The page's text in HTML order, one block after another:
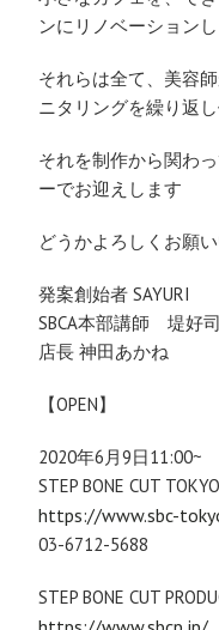
ンにリノベーションし
それらは全て、美容
ニタリングを繰り返し
それを制作から関わ
ーでお迎えします
どうかよろしくお願い
発案創始者 SAYURI
SBCA本部講師 堤好司
店長 神田あかね
【OPEN】
2020年6月9日11:00~
STEP BONE CUT
https://www.sbc-
03-6712-5688
STEP BONE CUT